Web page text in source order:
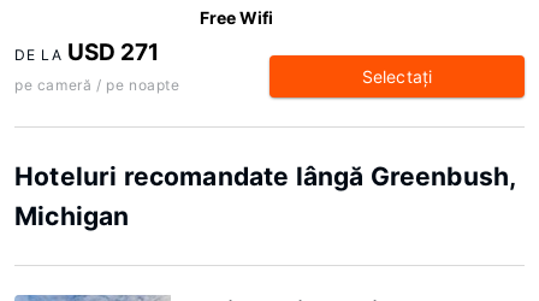
Free Wifi
DE LA USD 271
pe cameră / pe noapte Selectaţi
Hoteluri recomandate lângă Greenbush,
Michigan